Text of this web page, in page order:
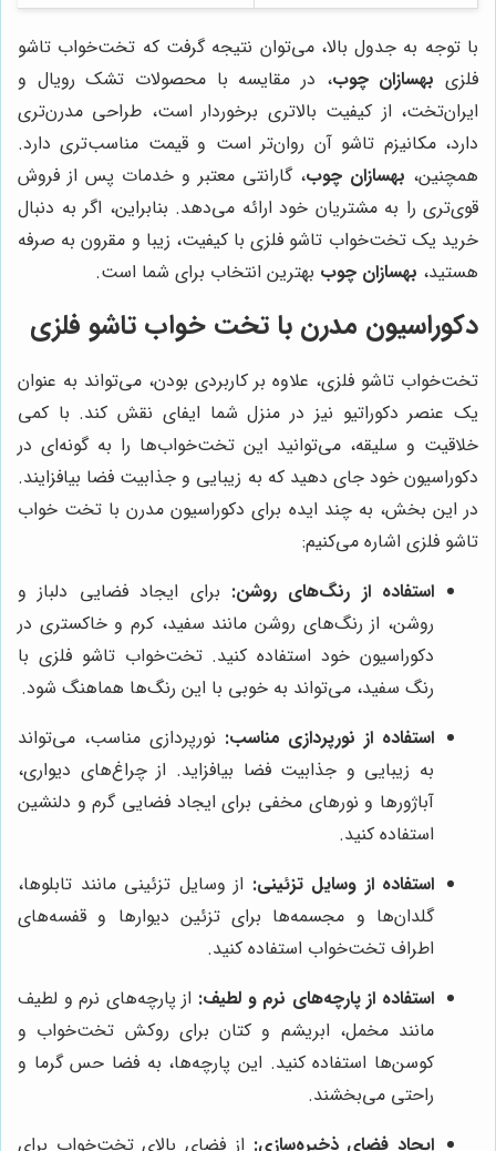
با توجه به جدول بالا، می‌توان نتیجه گرفت که تخت‌خواب تاشو
فلزی بهسازان چوب، در مقایسه با محصولات تشک رویال و
ایران‌تخت، از کیفیت بالاتری برخوردار است، طراحی مدرن‌تری
دارد، مکانیزم تاشو آن روان‌تر است و قیمت مناسب‌تری دارد.
همچنین، بهسازان چوب، گارانتی معتبر و خدمات پس از فروش
قوی‌تری را به مشتریان خود ارائه می‌دهد. بنابراین، اگر به دنبال
خرید یک تخت‌خواب تاشو فلزی با کیفیت، زیبا و مقرون به صرفه
هستید، بهسازان چوب بهترین انتخاب برای شما است.
دکوراسیون مدرن با تخت خواب تاشو فلزی
تخت‌خواب تاشو فلزی، علاوه بر کاربردی بودن، می‌تواند به عنوان
یک عنصر دکوراتیو نیز در منزل شما ایفای نقش کند. با کمی
خلاقیت و سلیقه، می‌توانید این تخت‌خواب‌ها را به گونه‌ای در
دکوراسیون خود جای دهید که به زیبایی و جذابیت فضا بیافزایند.
در این بخش، به چند ایده برای دکوراسیون مدرن با تخت خواب
تاشو فلزی اشاره می‌کنیم:
استفاده از رنگ‌های روشن: برای ایجاد فضایی دلباز و
روشن، از رنگ‌های روشن مانند سفید، کرم و خاکستری در
دکوراسیون خود استفاده کنید. تخت‌خواب تاشو فلزی با
رنگ سفید، می‌تواند به خوبی با این رنگ‌ها هماهنگ شود.
استفاده از نورپردازی مناسب: نورپردازی مناسب، می‌تواند
به زیبایی و جذابیت فضا بیافزاید. از چراغ‌های دیواری،
آباژورها و نورهای مخفی برای ایجاد فضایی گرم و دلنشین
استفاده کنید.
استفاده از وسایل تزئینی: از وسایل تزئینی مانند تابلوها،
گلدان‌ها و مجسمه‌ها برای تزئین دیوارها و قفسه‌های
اطراف تخت‌خواب استفاده کنید.
استفاده از پارچه‌های نرم و لطیف: از پارچه‌های نرم و لطیف
مانند مخمل، ابریشم و کتان برای روکش تخت‌خواب و
کوسن‌ها استفاده کنید. این پارچه‌ها، به فضا حس گرما و
راحتی می‌بخشند.
ایجاد فضای ذخیره‌سازی: از فضای بالای تخت‌خواب برای